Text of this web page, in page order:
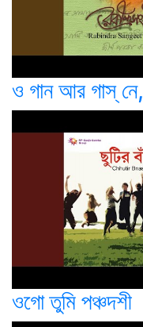
ও গান আর গাস্ নে,
ওগো তুমি পঞ্চদশী